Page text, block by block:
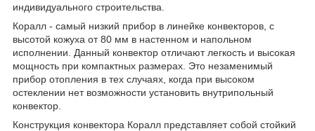
индивидуального строительства.
Коралл - самый низкий прибор в линейке конвекторов, с
высотой кожуха от 80 мм в настенном и напольном
исполнении. Данный конвектор отличают легкость и высокая
мощность при компактных размерах. Это незаменимый
прибор отопления в тех случаях, когда при высоком
остеклении нет возможности установить внутрипольный
конвектор.
Конструкция конвектора Коралл представляет собой стойкий